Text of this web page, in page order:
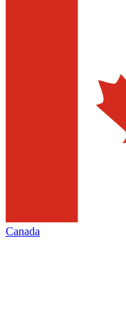
Canada